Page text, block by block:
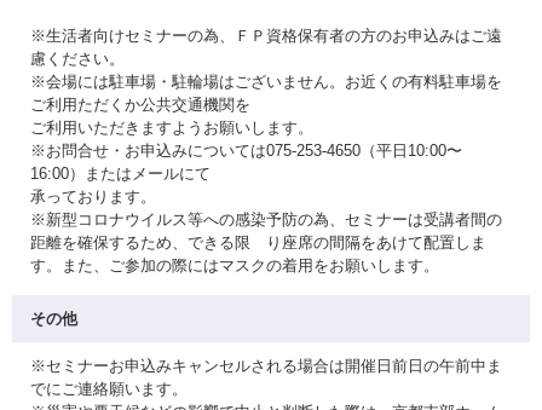
※生活者向けセミナーの為、ＦＰ資格保有者の方のお申込みはご遠
慮ください。
※会場には駐車場・駐輪場はございません。お近くの有料駐車場を
ご利用ただくか公共交通機関を
ご利用いただきますようお願いします。
※お問合せ・お申込みについては075-253-4650（平日10:00〜
16:00）またはメールにて
承っております。
※新型コロナウイルス等への感染予防の為、セミナーは受講者間の
距離を確保するため、できる限 り座席の間隔をあけて配置しま
す。また、ご参加の際にはマスクの着用をお願いします。
その他
※セミナーお申込みキャンセルされる場合は開催日前日の午前中ま
でにご連絡願います。